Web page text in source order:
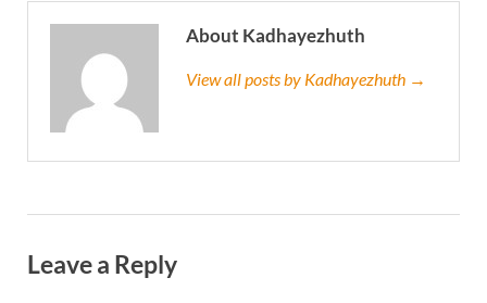
About Kadhayezhuth
View all posts by Kadhayezhuth →
Leave a Reply